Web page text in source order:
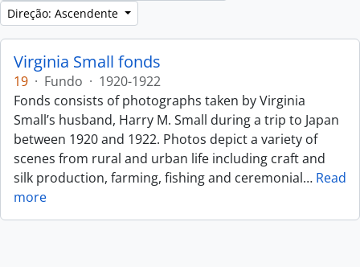
Direção: Ascendente
Virginia Small fonds
19 · Fundo · 1920-1922
Fonds consists of photographs taken by Virginia
Small’s husband, Harry M. Small during a trip to Japan
between 1920 and 1922. Photos depict a variety of
scenes from rural and urban life including craft and
silk production, farming, fishing and ceremonial… Read
more